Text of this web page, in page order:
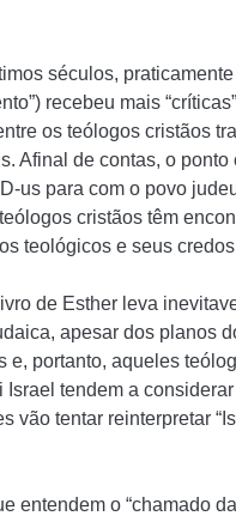
séculos,
recebeu mais
os teólogos cristãos
Afinal de contas, o
us para com o povo
cristãos têm
teológicos e seus
de Esther leva
apesar dos planos
e, portanto, aqueles
Israel tendem a
vão tentar reinterpretar
entendem o “chamado